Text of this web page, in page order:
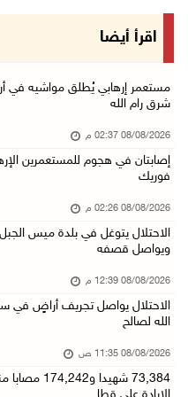
الاحتلال يواصل تجريف أراضٍ
منتخبنا الوطني للتايكواندو
08/آب/2026 11:06 ص
"فانا": الثقافة البحرينية
08/آب/2026 11:04 ص
مستعمرون إرهابيون يهاجمون
08/آب/2026 10:22 ص
قوات الاحتلال تجري تحقيقات
08/آب/2026 10:10 ص
اقرأ أيضا
مستعمر إرهابي يُطلق مواشيه في
شرق رام الله
08/08/2026 02:37 م
إصابتان في هجوم للمستعمرين
فوريك
08/08/2026 02:26 م
الاحتلال يتوغل في بلدة ميس
ويواصل قصفه
08/08/2026 12:39 م
الاحتلال يواصل تجريف أراضٍ في
الله لصالح
08/08/2026 11:35 ص
73,384 شهيدا